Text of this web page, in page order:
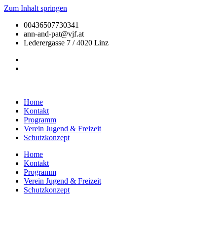
Zum Inhalt springen
00436507730341
ann-and-pat@vjf.at
Lederergasse 7 / 4020 Linz
Home
Kontakt
Programm
Verein Jugend & Freizeit
Schutzkonzept
Home
Kontakt
Programm
Verein Jugend & Freizeit
Schutzkonzept